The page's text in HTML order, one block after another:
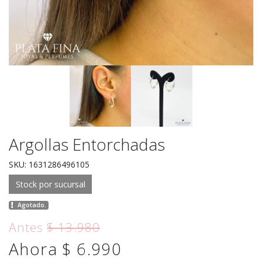
Argollas Entorchadas
SKU: 1631286496105
Stock por sucursal
Agotado.
Antes$ 13.980
Ahora $ 6.990